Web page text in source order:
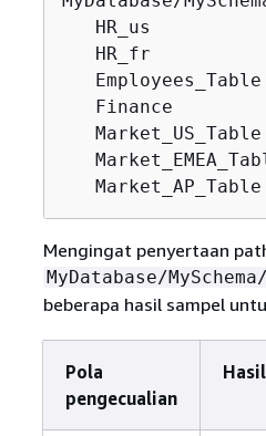
   HR_us
   HR_fr
   Employees_Table
   Finance
   Market_US_Table
   Market_AP_Table
Mengingat penyertaan
MyDatabase/MySchema/
beberapa hasil sampel
Pola
pengecualian
Hasil